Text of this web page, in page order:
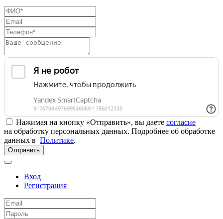
Нажимая на кнопку «Отправить», вы даете согласие
на обработку персональных данных. Подробнее об обработке
данных в Политике.
Отправить
Вход
Регистрация